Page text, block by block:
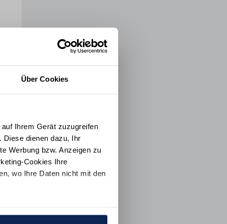
Über Cookies
Ihrem Gerät zuzugreifen
dienen dazu, Ihr
Werbung bzw. Anzeigen zu
Cookies Ihre
wo Ihre Daten nicht mit den